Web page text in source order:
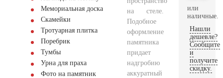
Мемориальная доска
Скамейки
Тротуарная плитка
Поребрик
Тумбы
Урна для праха
Фото на памятник
на стеле.
Подобное
оформление
памятника
придает
надгробию
аккуратный
или
наличные.
Нашли
дешевле?
Сообщите
и
получите
скидку.